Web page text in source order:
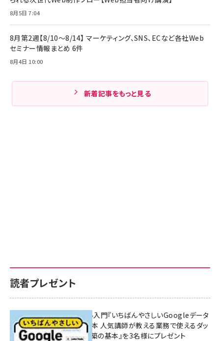
8月5日 7:04
8月第2週【8/10～8/14】 マーケティング、SNS、ECなど各社Web
セミナー情報まとめ 6件
8月4日 10:00
新着記事をもっと見る
読者プレゼント
無料BIツール入門『いちばんやさしいGoogleデータ
ポータルの教本 人気講師が教える業務で使えるダッ
シュボード構築の基本』を3名様にプレゼント